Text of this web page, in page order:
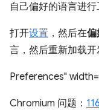
自己偏好的语言进行
打开设置 ，然后在偏
言，然后重新加载开
Preferences"
Chromium 问题：